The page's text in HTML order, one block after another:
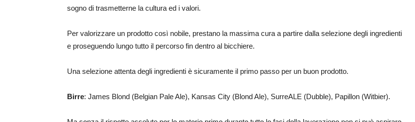
sogno di trasmetterne la cultura ed i valori.
Per valorizzare un prodotto così nobile, prestano la massima cura a partire dalla selezione degli ingredienti
e proseguendo lungo tutto il percorso fin dentro al bicchiere.
Una selezione attenta degli ingredienti è sicuramente il primo passo per un buon prodotto.
Birre: James Blond (Belgian Pale Ale), Kansas City (Blond Ale), SurreALE (Dubble), Papillon (Witbier).